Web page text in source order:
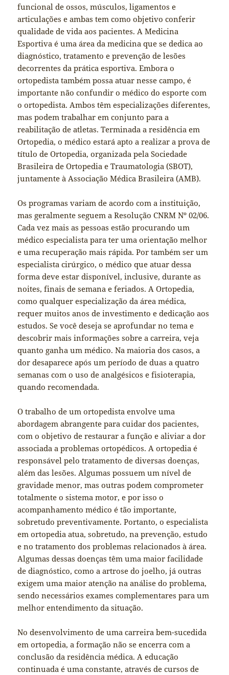
funcional de ossos, músculos, ligamentos e
articulações e ambas tem como objetivo conferir
qualidade de vida aos pacientes. A Medicina
Esportiva é uma área da medicina que se dedica ao
diagnóstico, tratamento e prevenção de lesões
decorrentes da prática esportiva. Embora o
ortopedista também possa atuar nesse campo, é
importante não confundir o médico do esporte com
o ortopedista. Ambos têm especializações diferentes,
mas podem trabalhar em conjunto para a
reabilitação de atletas. Terminada a residência em
Ortopedia, o médico estará apto a realizar a prova de
título de Ortopedia, organizada pela Sociedade
Brasileira de Ortopedia e Traumatologia (SBOT),
juntamente à Associação Médica Brasileira (AMB).
Os programas variam de acordo com a instituição,
mas geralmente seguem a Resolução CNRM Nº 02/06.
Cada vez mais as pessoas estão procurando um
médico especialista para ter uma orientação melhor
e uma recuperação mais rápida. Por também ser um
especialista cirúrgico, o médico que atuar dessa
forma deve estar disponível, inclusive, durante as
noites, finais de semana e feriados. A Ortopedia,
como qualquer especialização da área médica,
requer muitos anos de investimento e dedicação aos
estudos. Se você deseja se aprofundar no tema e
descobrir mais informações sobre a carreira, veja
quanto ganha um médico. Na maioria dos casos, a
dor desaparece após um período de duas a quatro
semanas com o uso de analgésicos e fisioterapia,
quando recomendada.
O trabalho de um ortopedista envolve uma
abordagem abrangente para cuidar dos pacientes,
com o objetivo de restaurar a função e aliviar a dor
associada a problemas ortopédicos. A ortopedia é
responsável pelo tratamento de diversas doenças,
além das lesões. Algumas possuem um nível de
gravidade menor, mas outras podem comprometer
totalmente o sistema motor, e por isso o
acompanhamento médico é tão importante,
sobretudo preventivamente. Portanto, o especialista
em ortopedia atua, sobretudo, na prevenção, estudo
e no tratamento dos problemas relacionados à área.
Algumas dessas doenças têm uma maior facilidade
de diagnóstico, como a artrose do joelho, já outras
exigem uma maior atenção na análise do problema,
sendo necessários exames complementares para um
melhor entendimento da situação.
No desenvolvimento de uma carreira bem-sucedida
em ortopedia, a formação não se encerra com a
conclusão da residência médica. A educação
continuada é uma constante, através de cursos de